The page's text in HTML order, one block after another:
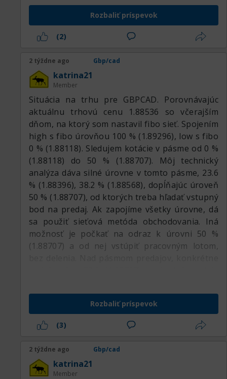
stiahnu, ale nestalo sa tak. Ukazuje sa, že to
bola pasca na predajcov. Dali tam všetky
podmienky na vstup nadol, cena sa odležala a
úroveň 1.8288 bola úspešne prerazená
podpora a cena sa tu zasekla. Skúsila ešte raz
otestovať túto úroveň zhora na prieraz a od
nej sa odrazila nahor. A podľa správania ceny
to vyzerá, že ju chcú vytiahnuť vyššie, dohora
už podľa mierky tohto veľkého časového rámca
veľa nezostáva. Nakupovať je už príliš neskoro,
pretože vrchol je úplne nablízku, iba ak
intradenne na krátku vzdialenosť. Tu sa zdá, že
priestoru nad vrchol nie je veľa, ale ak sa
pozrieť intradenne, tak je tam ešte celkom
slušná vzdialenosť. A predaj sa zvažuje až po
obnovení maxima, tam bude potenciálna zóna
predaja. Indikátor CCI už vošiel do hornej zóny
prehriatia. Tým skôr, že cena bude niekde nie
uprostred, ale úplne na vrchole. Keďže sme
vyšli hore, tu už môžeme prejsť na nižší časový
medvedia divergencia na indikátoroch. No
samozrejme zatiaľ ešte pozeráme hore, myslím,
že cena ešte trochu porastie, pretože ak sa
perspektívu na posilnenie.
Rozbaliť príspevok
(2)
2 týždne ago Gbp/cad
katrina21
Member
Situácia na trhu pre GBPCAD. Porovnávajúc
aktuálnu trhovú cenu 1.88536 so včerajším
dňom, na ktorý som nastavil fibo sieť. Spojením
high s fibo úrovňou 100 % (1.89296), low s fibo
0 % (1.88118). Sledujem kotácie v pásme od 0 %
(1.88118) do 50 % (1.88707). Môj technický
analýza dáva silné úrovne v tomto pásme, 23.6
% (1.88396), 38.2 % (1.88568), dopĺňajúc úroveň
50 % (1.88707), od ktorých treba hľadať vstupný
bod na predaj. Ak zapojíme všetky úrovne, dá
sa použiť sieťová metóda obchodovania. Iná
možnosť je počkať na odraz k úrovni 50 %
(1.88707) a od nej vstúpiť pracovným lotom,
odrazu od prerazenej úrovne 50 % (1.88707).
Predaje držím do fibo úrovní -23.6 % (1.87840) a
-38.2 % (1.87668), na ktorých sa úplne alebo
čiastočne uzatváram. Túto oblasť považujem
obratu opačným smerom. V nej sa zvyčajne
vyčerpá denná volatilita, nasleduje odraz.
Rozbaliť príspevok
(3)
2 týždne ago Gbp/cad
katrina21
Member